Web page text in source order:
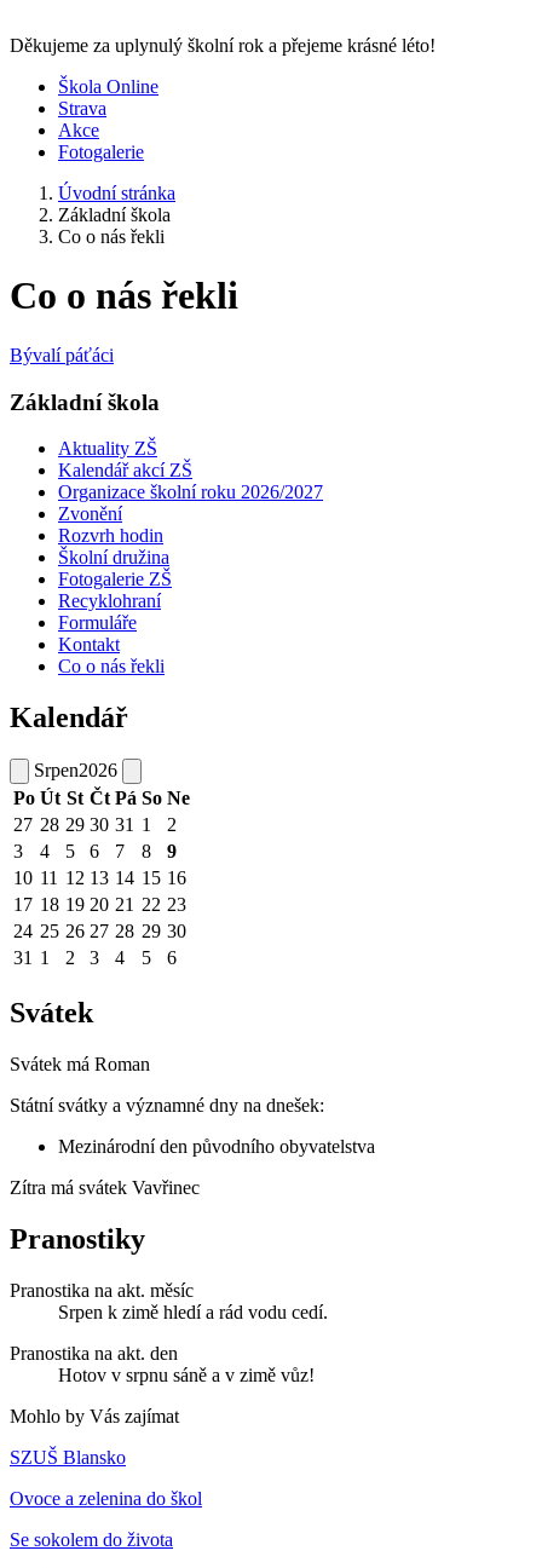
Děkujeme za uplynulý školní rok a přejeme krásné léto!
Škola Online
Strava
Akce
Fotogalerie
Úvodní stránka
Základní škola
Co o nás řekli
Co o nás řekli
Bývalí páťáci
Základní škola
Aktuality ZŠ
Kalendář akcí ZŠ
Organizace školní roku 2026/2027
Zvonění
Rozvrh hodin
Školní družina
Fotogalerie ZŠ
Recyklohraní
Formuláře
Kontakt
Co o nás řekli
Kalendář
Srpen2026
Po Út St Čt Pá So Ne
27 28 29 30 31 1
2
3
4 5 6 7 8
9
10 11 12 13 14 15 16
17 18 19 20 21 22 23
24 25 26 27 28 29 30
31 1 2 3 4 5 6
Svátek
Svátek má Roman
Státní svátky a významné dny na dnešek:
Mezinárodní den původního obyvatelstva
Zítra má svátek Vavřinec
Pranostiky
Pranostika na akt. měsíc
Srpen k zimě hledí a rád vodu cedí.
Pranostika na akt. den
Hotov v srpnu sáně a v zimě vůz!
Mohlo by Vás zajímat
SZUŠ Blansko
Ovoce a zelenina do škol
Se sokolem do života